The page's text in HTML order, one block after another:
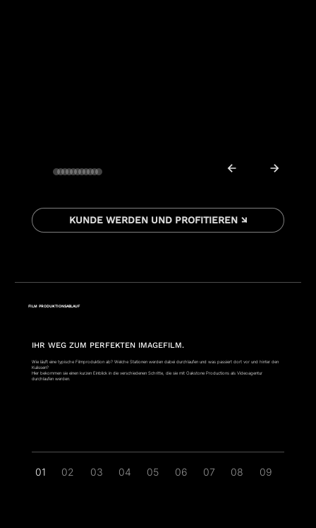
KUNDE WERDEN UND PROFITIEREN ↘
FILM PRODUKTIONSABLAUF
IHR WEG ZUM PERFEKTEN IMAGEFILM.
Wie läuft eine typische Filmproduktion ab? Welche Stationen werden dabei durchlaufen und was passiert dort vor und hinter den
Kulissen?
Hier bekommen sie einen kurzen Einblick in die verschiedenen Schritte, die sie mit Oakstone Productions als Videoagentur
durchlaufen werden.
01 02 03 04 05 06 07 08 09